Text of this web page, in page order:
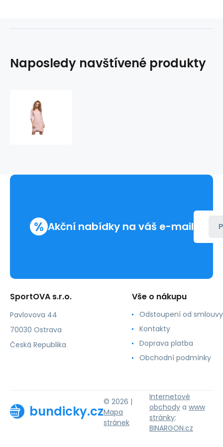
Naposledy navštívené produkty
% Akční nabídky na váš e-mail
SportOVA s.r.o.
Pavlovova 44
70030 Ostrava
Česká Republika
Vše o nákupu
Odstoupení od smlouvy
Kontakty
Doprava platba
Obchodní podmínky
bundicky.cz
© 2026 |
Mapa
stránek
Internetové
obchody a www
stránky:
BINARGON.cz